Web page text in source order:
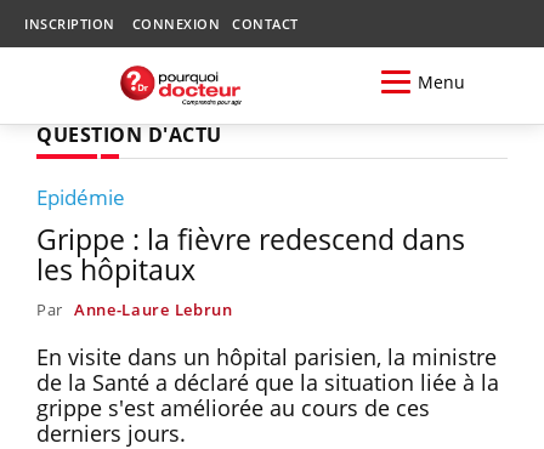
INSCRIPTION CONNEXION CONTACT
Menu
QUESTION D'ACTU
Epidémie
Grippe : la fièvre redescend dans
les hôpitaux
Par Anne-Laure Lebrun
En visite dans un hôpital parisien, la ministre
de la Santé a déclaré que la situation liée à la
grippe s'est améliorée au cours de ces
derniers jours.